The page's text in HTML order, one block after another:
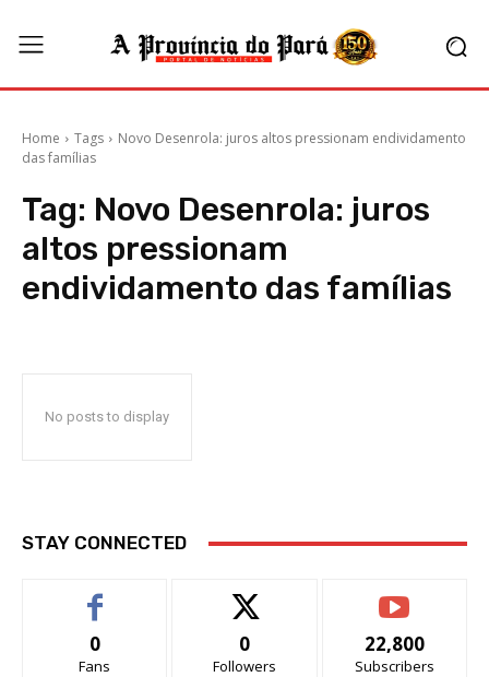
Home Tags
Novo Desenrola: juros altos pressionam endividamento
das famílias
Tag: Novo Desenrola: juros
altos pressionam
endividamento das famílias
No posts to display
STAY CONNECTED
0
Fans
0
Followers
22,800
Subscribers